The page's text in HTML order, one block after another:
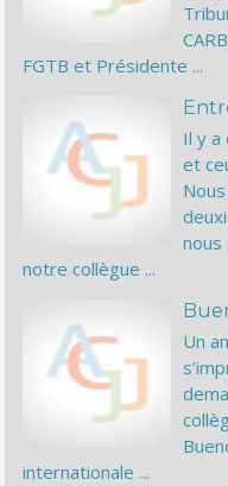
FGTB et Présidente ...
Il y a
et
nous
notre collègue ...
Un
internationale ...